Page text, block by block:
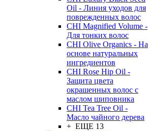
Oil - Линия уходов для
поврежденных волос
CHI Magnified Volume -
Для тонких волос
CHI Olive Organics - На
основе натуральных
ингредиентов
CHI Rose Hip Oil -
Защита цвета
окрашенных волос с
маслом шиповника
CHI Tea Tree Oil -
Масло чайного дерева
+ ЕЩЕ 13